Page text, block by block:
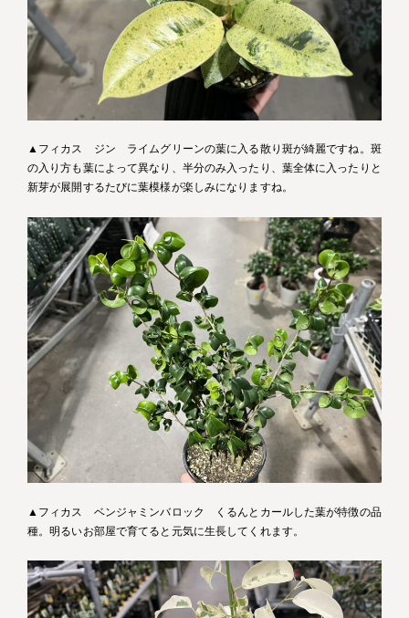
▲フィカス ジン ライムグリーンの葉に入る散り斑が綺麗ですね。斑
の入り方も葉によって異なり、半分のみ入ったり、葉全体に入ったりと
新芽が展開するたびに葉模様が楽しみになりますね。
▲フィカス ベンジャミンバロック くるんとカールした葉が特徴の品
種。明るいお部屋で育てると元気に生長してくれます。